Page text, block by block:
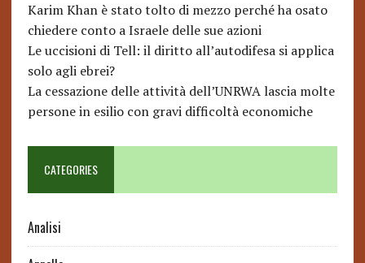
Karim Khan è stato tolto di mezzo perché ha osato
chiedere conto a Israele delle sue azioni
Le uccisioni di Tell: il diritto all’autodifesa si applica
solo agli ebrei?
La cessazione delle attività dell’UNRWA lascia molte
persone in esilio con gravi difficoltà economiche
CATEGORIES
Analisi